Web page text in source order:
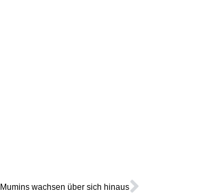
Mumins wachsen über sich hinaus